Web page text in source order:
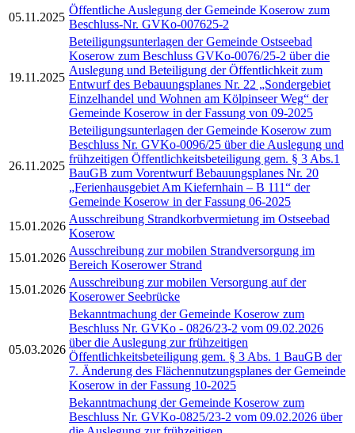
05.11.2025
Öffentliche Auslegung der Gemeinde Koserow zum
Beschluss-Nr. GVKo-007625-2
19.11.2025
Beteiligungsunterlagen der Gemeinde Ostseebad
Koserow zum Beschluss GVKo-0076/25-2 über die
Auslegung und Beteiligung der Öffentlichkeit zum
Entwurf des Bebauungsplanes Nr. 22 „Sondergebiet
Einzelhandel und Wohnen am Kölpinseer Weg“ der
Gemeinde Koserow in der Fassung von 09-2025
26.11.2025
Beteiligungsunterlagen der Gemeinde Koserow zum
Beschluss Nr. GVKo-0096/25 über die Auslegung und
frühzeitigen Öffentlichkeitsbeteiligung gem. § 3 Abs.1
BauGB zum Vorentwurf Bebauungsplanes Nr. 20
„Ferienhausgebiet Am Kiefernhain – B 111“ der
Gemeinde Koserow in der Fassung 06-2025
15.01.2026
Ausschreibung Strandkorbvermietung im Ostseebad
Koserow
15.01.2026
Ausschreibung zur mobilen Strandversorgung im
Bereich Koserower Strand
15.01.2026
Ausschreibung zur mobilen Versorgung auf der
Koserower Seebrücke
05.03.2026
Bekanntmachung der Gemeinde Koserow zum
Beschluss Nr. GVKo - 0826/23-2 vom 09.02.2026
über die Auslegung zur frühzeitigen
Öffentlichkeitsbeteiligung gem. § 3 Abs. 1 BauGB der
7. Änderung des Flächennutzungsplanes der Gemeinde
Koserow in der Fassung 10-2025
Bekanntmachung der Gemeinde Koserow zum
Beschluss Nr. GVKo-0825/23-2 vom 09.02.2026 über